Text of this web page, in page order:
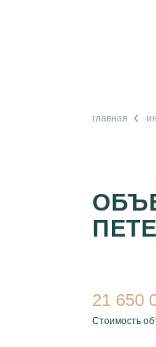
главная
21 650
Стоимость